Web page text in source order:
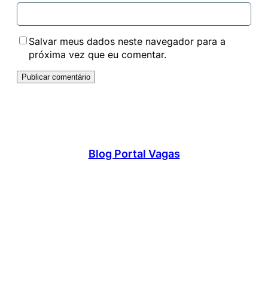
Salvar meus dados neste navegador para a
próxima vez que eu comentar.
Blog Portal Vagas